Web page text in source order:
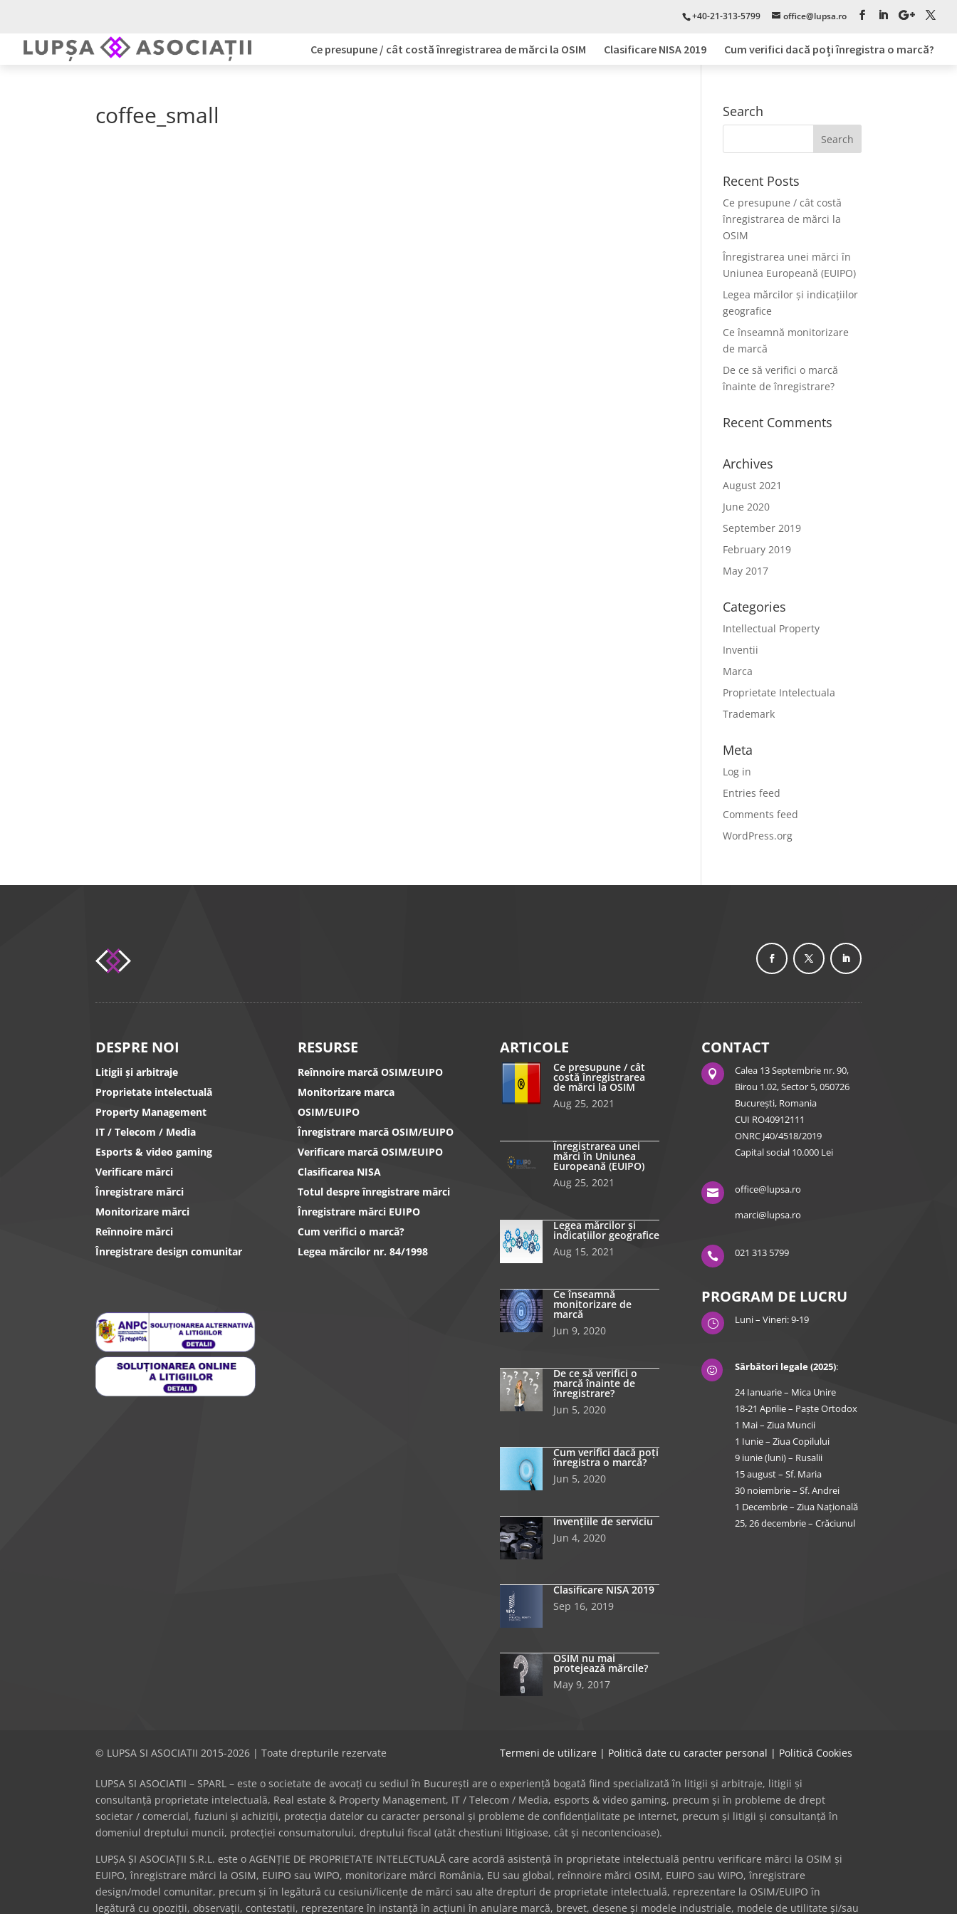
+40-21-313-5799 office@lupsa.ro
Ce presupune / cât costă înregistrarea de mărci la OSIM Clasificare NISA 2019 Cum verifici dacă poți înregistra o marcă?
coffee_small Search
Recent Posts
Ce presupune / cât costă
înregistrarea de mărci la
OSIM
Înregistrarea unei mărci în
Uniunea Europeană (EUIPO)
Legea mărcilor și indicațiilor
geografice
Ce înseamnă monitorizare
de marcă
De ce să verifici o marcă
înainte de înregistrare?
Recent Comments
Archives
August 2021
June 2020
September 2019
February 2019
May 2017
Categories
Intellectual Property
Inventii
Marca
Proprietate Intelectuala
Trademark
Meta
Log in
Entries feed
Comments feed
WordPress.org
DESPRE NOI
Litigii și arbitraje
Proprietate intelectuală
Property Management
IT / Telecom / Media
Esports & video gaming
Verificare mărci
Înregistrare mărci
Monitorizare mărci
Reînnoire mărci
Înregistrare design comunitar
RESURSE
Reînnoire marcă OSIM/EUIPO
Monitorizare marca
OSIM/EUIPO
Înregistrare marcă OSIM/EUIPO
Verificare marcă OSIM/EUIPO
Clasificarea NISA
Totul despre înregistrare mărci
Înregistrare mărci EUIPO
Cum verifici o marcă?
Legea mărcilor nr. 84/1998
ARTICOLE
Ce presupune / cât
costă înregistrarea
de mărci la OSIM
Aug 25, 2021
Înregistrarea unei
mărci în Uniunea
Europeană (EUIPO)
Aug 25, 2021
Legea mărcilor și
indicațiilor geografice
Aug 15, 2021
Ce înseamnă
monitorizare de
marcă
Jun 9, 2020
De ce să verifici o
marcă înainte de
înregistrare?
Jun 5, 2020
Cum verifici dacă poți
înregistra o marcă?
Jun 5, 2020
Invențiile de serviciu
Jun 4, 2020
Clasificare NISA 2019
Sep 16, 2019
OSIM nu mai
protejează mărcile?
May 9, 2017
CONTACT

Calea 13 Septembrie nr. 90,
Birou 1.02, Sector 5, 050726
București, Romania
CUI RO40912111
ONRC J40/4518/2019
Capital social 10.000 Lei

office@lupsa.ro
marci@lupsa.ro
 021 313 5799
PROGRAM DE LUCRU
} Luni – Vineri: 9-19
 Sărbători legale (2025):
24 Ianuarie – Mica Unire
18-21 Aprilie – Paște Ortodox
1 Mai – Ziua Muncii
1 Iunie – Ziua Copilului
9 iunie (luni) – Rusalii
15 august – Sf. Maria
30 noiembrie – Sf. Andrei
1 Decembrie – Ziua Națională
25, 26 decembrie – Crăciunul
© LUPSA SI ASOCIATII 2015-2026 | Toate drepturile rezervate Termeni de utilizare | Politică date cu caracter personal | Politică Cookies
LUPSA SI ASOCIATII – SPARL – este o societate de avocați cu sediul în București are o experiență bogată fiind specializată în litigii și arbitraje, litigii și
consultanță proprietate intelectuală, Real estate & Property Management, IT / Telecom / Media, esports & video gaming, precum și în probleme de drept
societar / comercial, fuziuni și achiziții, protecția datelor cu caracter personal și probleme de confidențialitate pe Internet, precum și litigii și consultanță în
domeniul dreptului muncii, protecției consumatorului, dreptului fiscal (atât chestiuni litigioase, cât și necontencioase).
LUPȘA ȘI ASOCIAȚII S.R.L. este o AGENȚIE DE PROPRIETATE INTELECTUALĂ care acordă asistență în proprietate intelectuală pentru verificare mărci la OSIM și
EUIPO, înregistrare mărci la OSIM, EUIPO sau WIPO, monitorizare mărci România, EU sau global, reînnoire mărci OSIM, EUIPO sau WIPO, înregistrare
design/model comunitar, precum și în legătură cu cesiuni/licențe de mărci sau alte drepturi de proprietate intelectuală, reprezentare la OSIM/EUIPO în
legătură cu opoziții, observații, contestații, reprezentare în instanță în acțiuni în anulare marcă, brevet, desene și modele industriale, modele de utilitate și/sau